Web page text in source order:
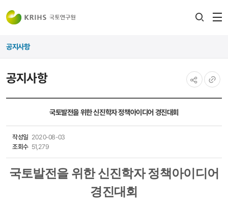
공지사항
공지사항
국토발전을 위한 신진학자 정책아이디어 경진대회
작성일 2020-08-03
조회수 51,279
국토발전을 위한 신진학자 정책아이디어
경진대회